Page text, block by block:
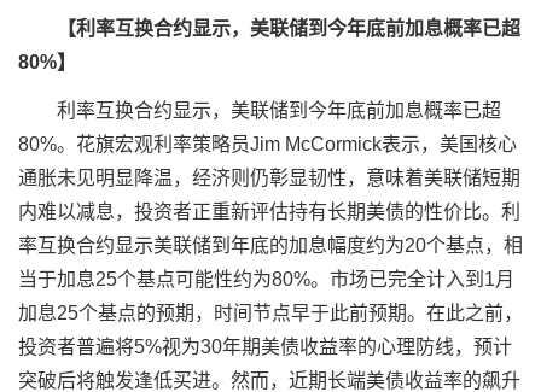
【利率互换合约显示，美联储到今年底前加息概率已超
80%】
利率互换合约显示，美联储到今年底前加息概率已超
80%。花旗宏观利率策略员Jim McCormick表示，美国核心
通胀未见明显降温，经济则仍彰显韧性，意味着美联储短期
内难以减息，投资者正重新评估持有长期美债的性价比。利
率互换合约显示美联储到年底的加息幅度约为20个基点，相
当于加息25个基点可能性约为80%。市场已完全计入到1月
加息25个基点的预期，时间节点早于此前预期。在此之前，
投资者普遍将5%视为30年期美债收益率的心理防线，预计
突破后将触发逢低买进。然而，近期长端美债收益率的飙升